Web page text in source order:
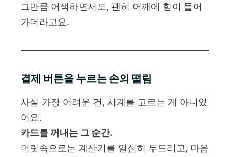
그만큼 어색하면서도, 괜히 어깨에 힘이 들어
가더라고요.
결제 버튼을 누르는 손의 떨림
사실 가장 어려운 건, 시계를 고르는 게 아니었
어요.
카드를 꺼내는 그 순간.
머릿속으로는 계산기를 열심히 두드리고, 마음